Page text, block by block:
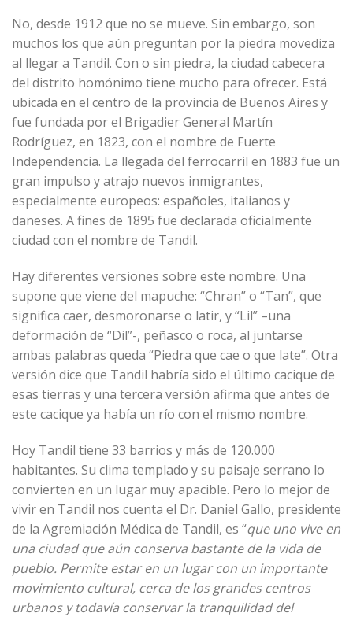
No, desde 1912 que no se mueve. Sin embargo, son
muchos los que aún preguntan por la piedra movediza
al llegar a Tandil. Con o sin piedra, la ciudad cabecera
del distrito homónimo tiene mucho para ofrecer. Está
ubicada en el centro de la provincia de Buenos Aires y
fue fundada por el Brigadier General Martín
Rodríguez, en 1823, con el nombre de Fuerte
Independencia. La llegada del ferrocarril en 1883 fue un
gran impulso y atrajo nuevos inmigrantes,
especialmente europeos: españoles, italianos y
daneses. A fines de 1895 fue declarada oficialmente
ciudad con el nombre de Tandil.
Hay diferentes versiones sobre este nombre. Una
supone que viene del mapuche: “Chran” o “Tan”, que
significa caer, desmoronarse o latir, y “Lil” –una
deformación de “Dil”-, peñasco o roca, al juntarse
ambas palabras queda “Piedra que cae o que late”. Otra
versión dice que Tandil habría sido el último cacique de
esas tierras y una tercera versión afirma que antes de
este cacique ya había un río con el mismo nombre.
Hoy Tandil tiene 33 barrios y más de 120.000
habitantes. Su clima templado y su paisaje serrano lo
convierten en un lugar muy apacible. Pero lo mejor de
vivir en Tandil nos cuenta el Dr. Daniel Gallo, presidente
de la Agremiación Médica de Tandil, es “que uno vive en
una ciudad que aún conserva bastante de la vida de
pueblo. Permite estar en un lugar con un importante
movimiento cultural, cerca de los grandes centros
urbanos y todavía conservar la tranquilidad del